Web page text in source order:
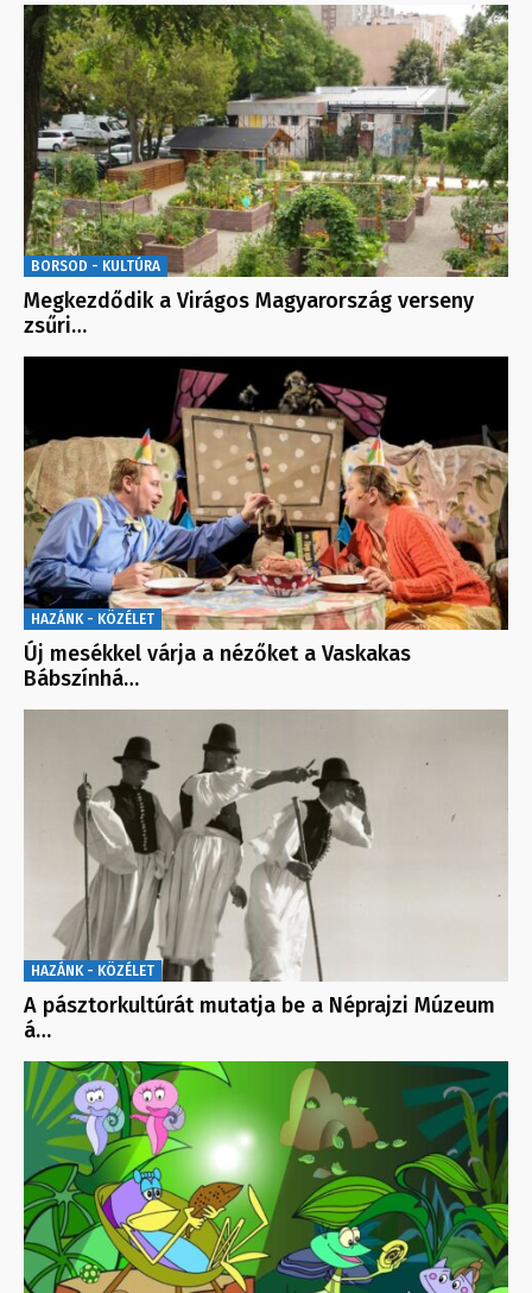
BORSOD - KULTÚRA
Megkezdődik a Virágos Magyarország verseny
zsűri…
HAZÁNK - KÖZÉLET
Új mesékkel várja a nézőket a Vaskakas
Bábszínhá…
HAZÁNK - KÖZÉLET
A pásztorkultúrát mutatja be a Néprajzi Múzeum
á…